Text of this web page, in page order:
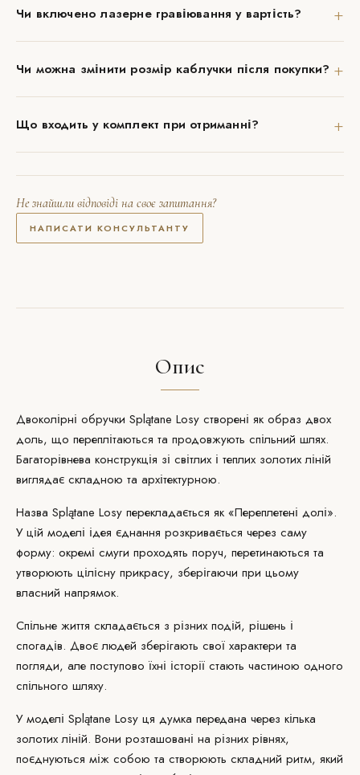
Чи включено лазерне гравіювання у вартість? +
Чи можна змінити розмір каблучки після покупки? +
Що входить у комплект при отриманні? +
Не знайшли відповіді на своє запитання?
НАПИСАТИ КОНСУЛЬТАНТУ
Опис
Двоколірні обручки Splątane Losy створені як образ двох
доль, що переплітаються та продовжують спільний шлях.
Багаторівнева конструкція зі світлих і теплих золотих ліній
виглядає складною та архітектурною.
Назва Splątane Losy перекладається як «Переплетені долі».
У цій моделі ідея єднання розкривається через саму
форму: окремі смуги проходять поруч, перетинаються та
утворюють цілісну прикрасу, зберігаючи при цьому
власний напрямок.
Спільне життя складається з різних подій, рішень і
спогадів. Двоє людей зберігають свої характери та
погляди, але поступово їхні історії стають частиною одного
спільного шляху.
У моделі Splątane Losy ця думка передана через кілька
золотих ліній. Вони розташовані на різних рівнях,
поєднуються між собою та створюють складний ритм, який